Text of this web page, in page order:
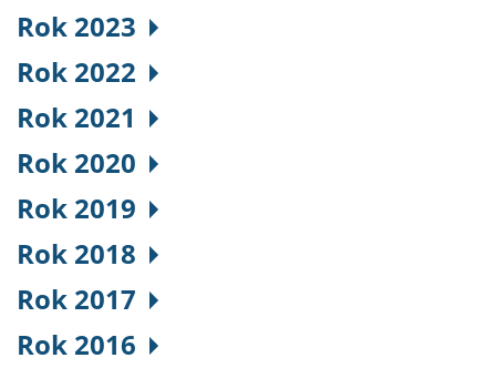
Rok 2023
Rok 2022
Rok 2021
Rok 2020
Rok 2019
Rok 2018
Rok 2017
Rok 2016